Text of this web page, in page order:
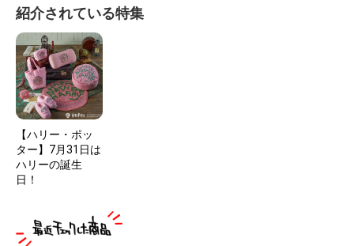
紹介されている特集
【ハリー・ポッ
ター】7月31日は
ハリーの誕生
日！